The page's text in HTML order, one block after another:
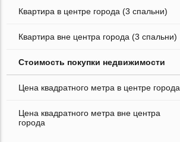
Квартира в центре города (3 спальни)
Квартира вне центра города (3 спальни)
Стоимость покупки недвижимости
Цена квадратного метра в центре города
Цена квадратного метра вне центра
города